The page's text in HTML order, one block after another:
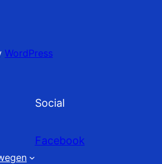
WordPress
Social
Facebook